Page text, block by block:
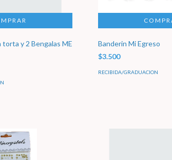
y 2 Bengalas ME
Banderin Mi Egreso
$3.500
RECIBIDA/GRADUACION